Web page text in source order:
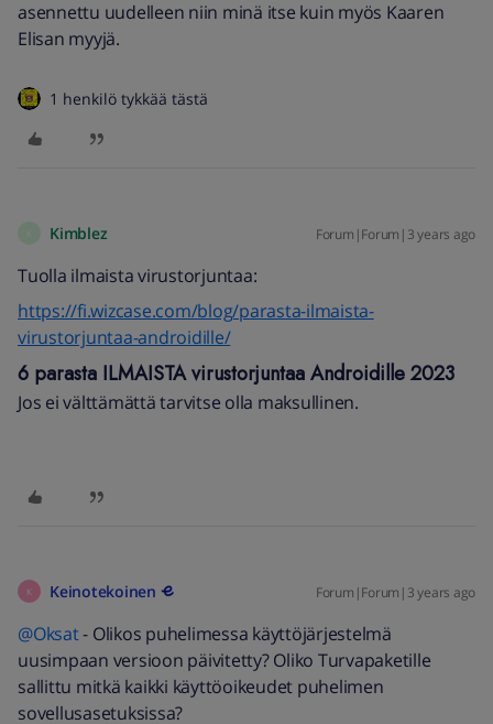
asennettu uudelleen niin minä itse kuin myös Kaaren
Elisan myyjä.
1 henkilö tykkää tästä
Kimblez Forum|Forum|3 years ago
Tuolla ilmaista virustorjuntaa:
https://fi.wizcase.com/blog/parasta-ilmaista-
virustorjuntaa-androidille/
6 parasta ILMAISTA virustorjuntaa Androidille 2023
Jos ei välttämättä tarvitse olla maksullinen.
K Keinotekoinen Forum|Forum|3 years ago
@Oksat- Olikos puhelimessa käyttöjärjestelmä
uusimpaan versioon päivitetty? Oliko Turvapaketille
sallittu mitkä kaikki käyttöoikeudet puhelimen
sovellusasetuksissa?